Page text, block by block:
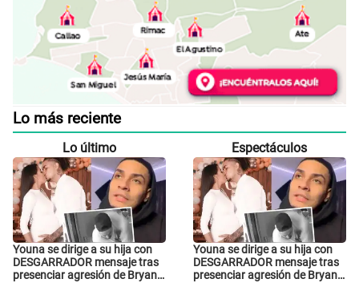
Lo más reciente
Lo último
Youna se dirige a su hija con
DESGARRADOR mensaje tras
presenciar agresión de Bryan
Espectáculos
Youna se dirige a su hija con
DESGARRADOR mensaje tras
presenciar agresión de Bryan